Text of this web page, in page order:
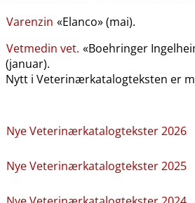
Varenzin «Elanco» (mai).
Vetmedin vet. «Boehringer
(januar).
Nytt i Veterinærkatalogteksten er
Nye Veterinærkatalogtekster 2026
Nye Veterinærkatalogtekster 2025